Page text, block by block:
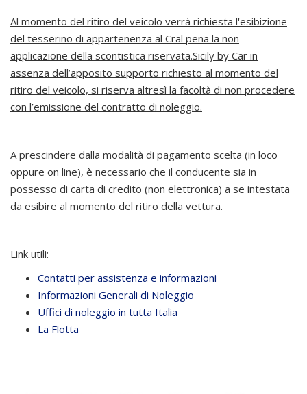
Al momento del ritiro del veicolo verrà richiesta l'esibizione
del tesserino di appartenenza al Cral pena la non
applicazione della scontistica riservata.Sicily by Car in
assenza dell’apposito supporto richiesto al momento del
ritiro del veicolo, si riserva altresì la facoltà di non procedere
con l’emissione del contratto di noleggio.
A prescindere dalla modalità di pagamento scelta (in loco
oppure on line), è necessario che il conducente sia in
possesso di carta di credito (non elettronica) a se intestata
da esibire al momento del ritiro della vettura.
Link utili:
Contatti per assistenza e informazioni
Informazioni Generali di Noleggio
Uffici di noleggio in tutta Italia
La Flotta